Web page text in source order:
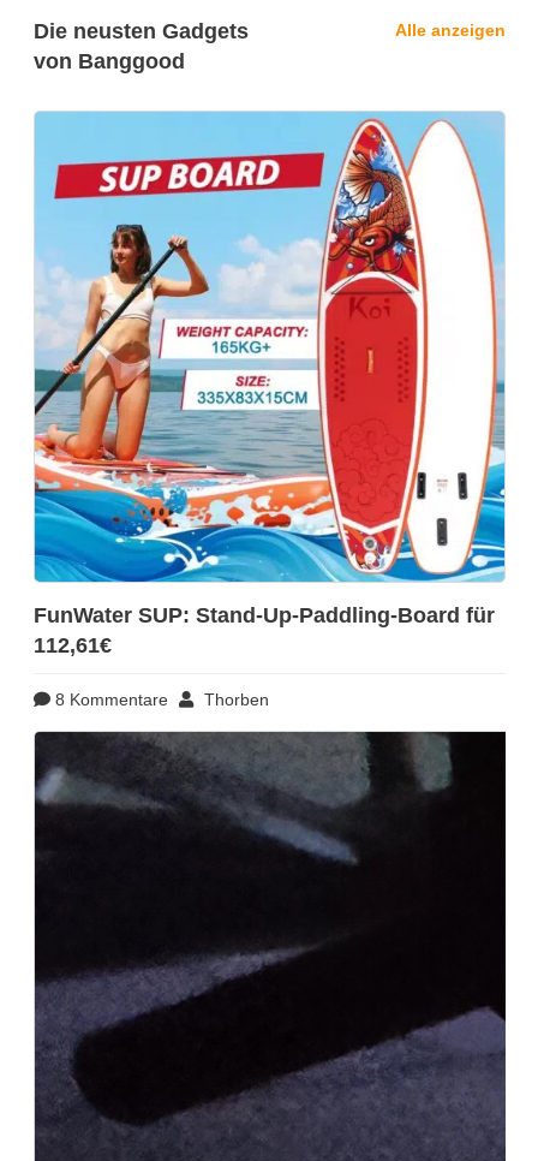
Die neusten Gadgets
von Banggood
Alle anzeigen
FunWater SUP: Stand-Up-Paddling-Board für
112,61€
8 Kommentare Thorben